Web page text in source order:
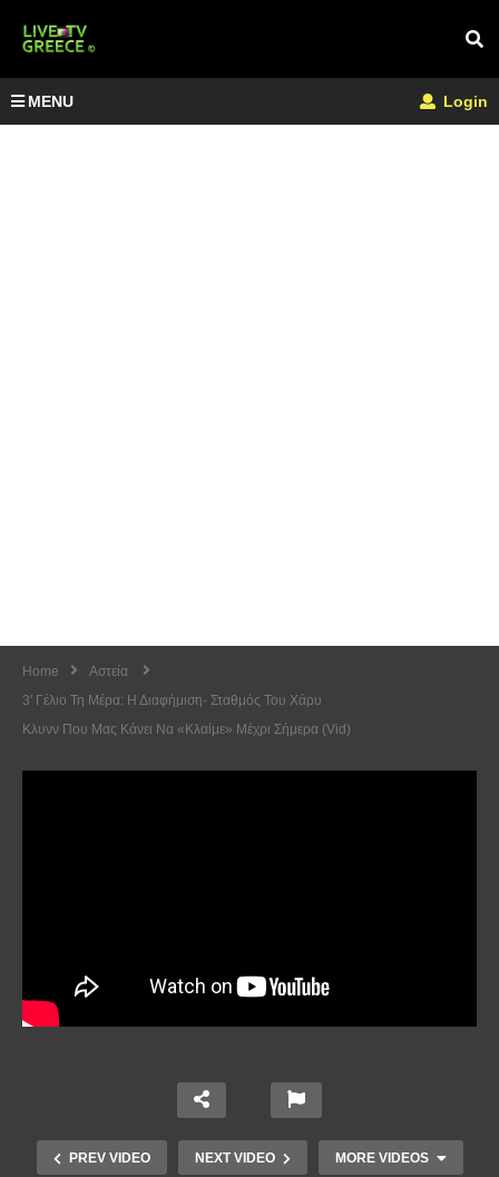
MENU Login
Home
Αστεία
3′ Γέλιο Τη Μέρα: Η Διαφήμιση- Σταθμός Του Χάρυ
Κλυνν Που Μας Κάνει Να «Κλαίμε» Μέχρι Σήμερα (Vid)
PREV VIDEO NEXT VIDEO MORE VIDEOS